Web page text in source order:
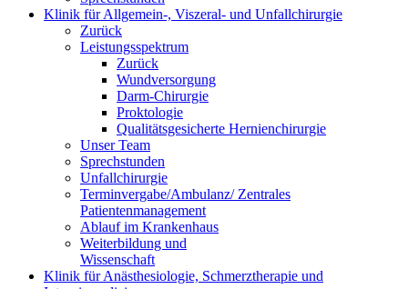
Klinik für Allgemein-, Viszeral- und Unfallchirurgie
Zurück
Leistungsspektrum
Zurück
Wundversorgung
Darm-Chirurgie
Proktologie
Qualitätsgesicherte Hernienchirurgie
Unser Team
Sprechstunden
Unfallchirurgie
Terminvergabe/Ambulanz/ Zentrales
Patientenmanagement
Ablauf im Krankenhaus
Weiterbildung und
Wissenschaft
Klinik für Anästhesiologie, Schmerztherapie und